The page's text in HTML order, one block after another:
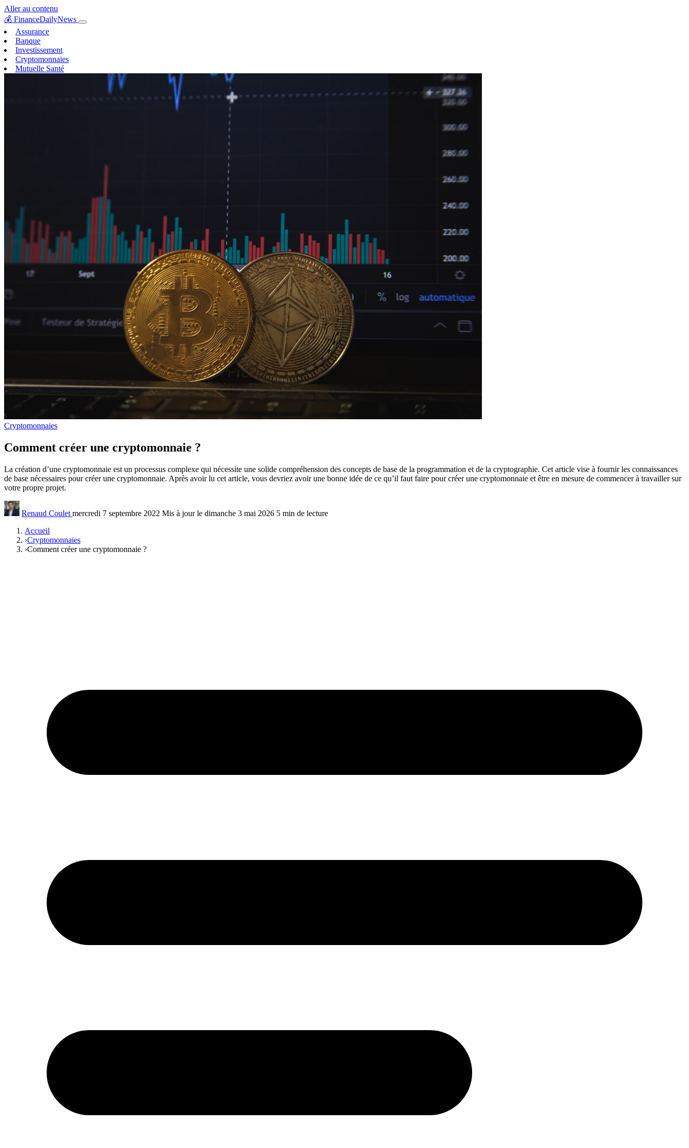
Aller au contenu
💰 FinanceDailyNews
Assurance
Banque
Investissement
Cryptomonnaies
Mutuelle Santé
Cryptomonnaies
Comment créer une cryptomonnaie ?
La création d’une cryptomonnaie est un processus complexe qui nécessite une solide compréhension des concepts de base de la programmation et de la cryptographie. Cet article vise à fournir les connaissances
de base nécessaires pour créer une cryptomonnaie. Après avoir lu cet article, vous devriez avoir une bonne idée de ce qu’il faut faire pour créer une cryptomonnaie et être en mesure de commencer à travailler sur
votre propre projet.
Renaud Coulet mercredi 7 septembre 2022 Mis à jour le dimanche 3 mai 2026 5 min de lecture
Accueil
›Cryptomonnaies
›Comment créer une cryptomonnaie ?